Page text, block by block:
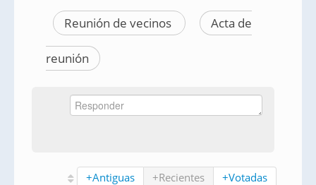
Reunión de vecinos Acta de
reunión
+Antiguas +Recientes +Votadas